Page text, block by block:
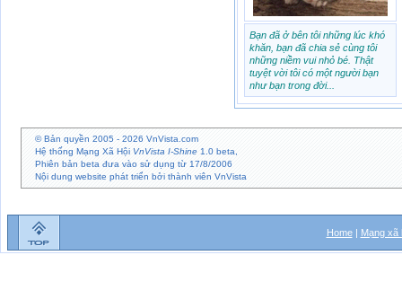
Bạn đã ở bên tôi những lúc khó
khăn, bạn đã chia sẻ cùng tôi
những niềm vui nhỏ bé. Thật
tuyệt vời tôi có một người bạn
như bạn trong đời...
© Bản quyền 2005 - 2026 VnVista.com
Hệ thống Mạng Xã Hội VnVista I-Shine 1.0 beta,
Phiên bản beta đưa vào sử dụng từ 17/8/2006
Nội dung website phát triển bởi thành viên VnVista
Home| Mạng xã